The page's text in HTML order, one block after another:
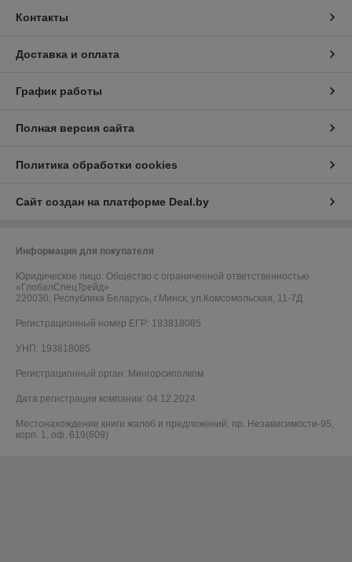
Контакты
Доставка и оплата
График работы
Полная версия сайта
Политика обработки cookies
Сайт создан на платформе Deal.by
Информация для покупателя
Юридическое лицо: Общество с ограниченной ответственностью
«ГлобалСпецТрейд»
220030, Республика Беларусь, г.Минск, ул.Комсомольская, 11-7Д
Регистрационный номер ЕГР: 193818085
УНП: 193818085
Регистрационный орган: Мингорсиполком
Дата регистрации компании: 04.12.2024
Местонахождение книги жалоб и предложений: пр. Независимости-95,
корп. 1, оф. 619(609)